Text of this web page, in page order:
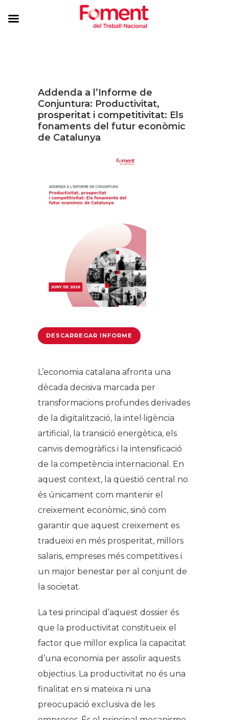
Addenda a l’Informe de
Conjuntura: Productivitat,
prosperitat i competitivitat: Els
fonaments del futur econòmic
de Catalunya
DESCARREGAR INFORME
L’economia catalana afronta una
dècada decisiva marcada per
transformacions profundes derivades
de la digitalització, la intel·ligència
artificial, la transició energètica, els
canvis demogràfics i la intensificació
de la competència internacional. En
aquest context, la qüestió central no
és únicament com mantenir el
creixement econòmic, sinó com
garantir que aquest creixement es
tradueixi en més prosperitat, millors
salaris, empreses més competitives i
un major benestar per al conjunt de
la societat.
La tesi principal d’aquest dossier és
que la productivitat constitueix el
factor que millor explica la capacitat
d’una economia per assolir aquests
objectius. La productivitat no és una
finalitat en si mateixa ni una
preocupació exclusiva de les